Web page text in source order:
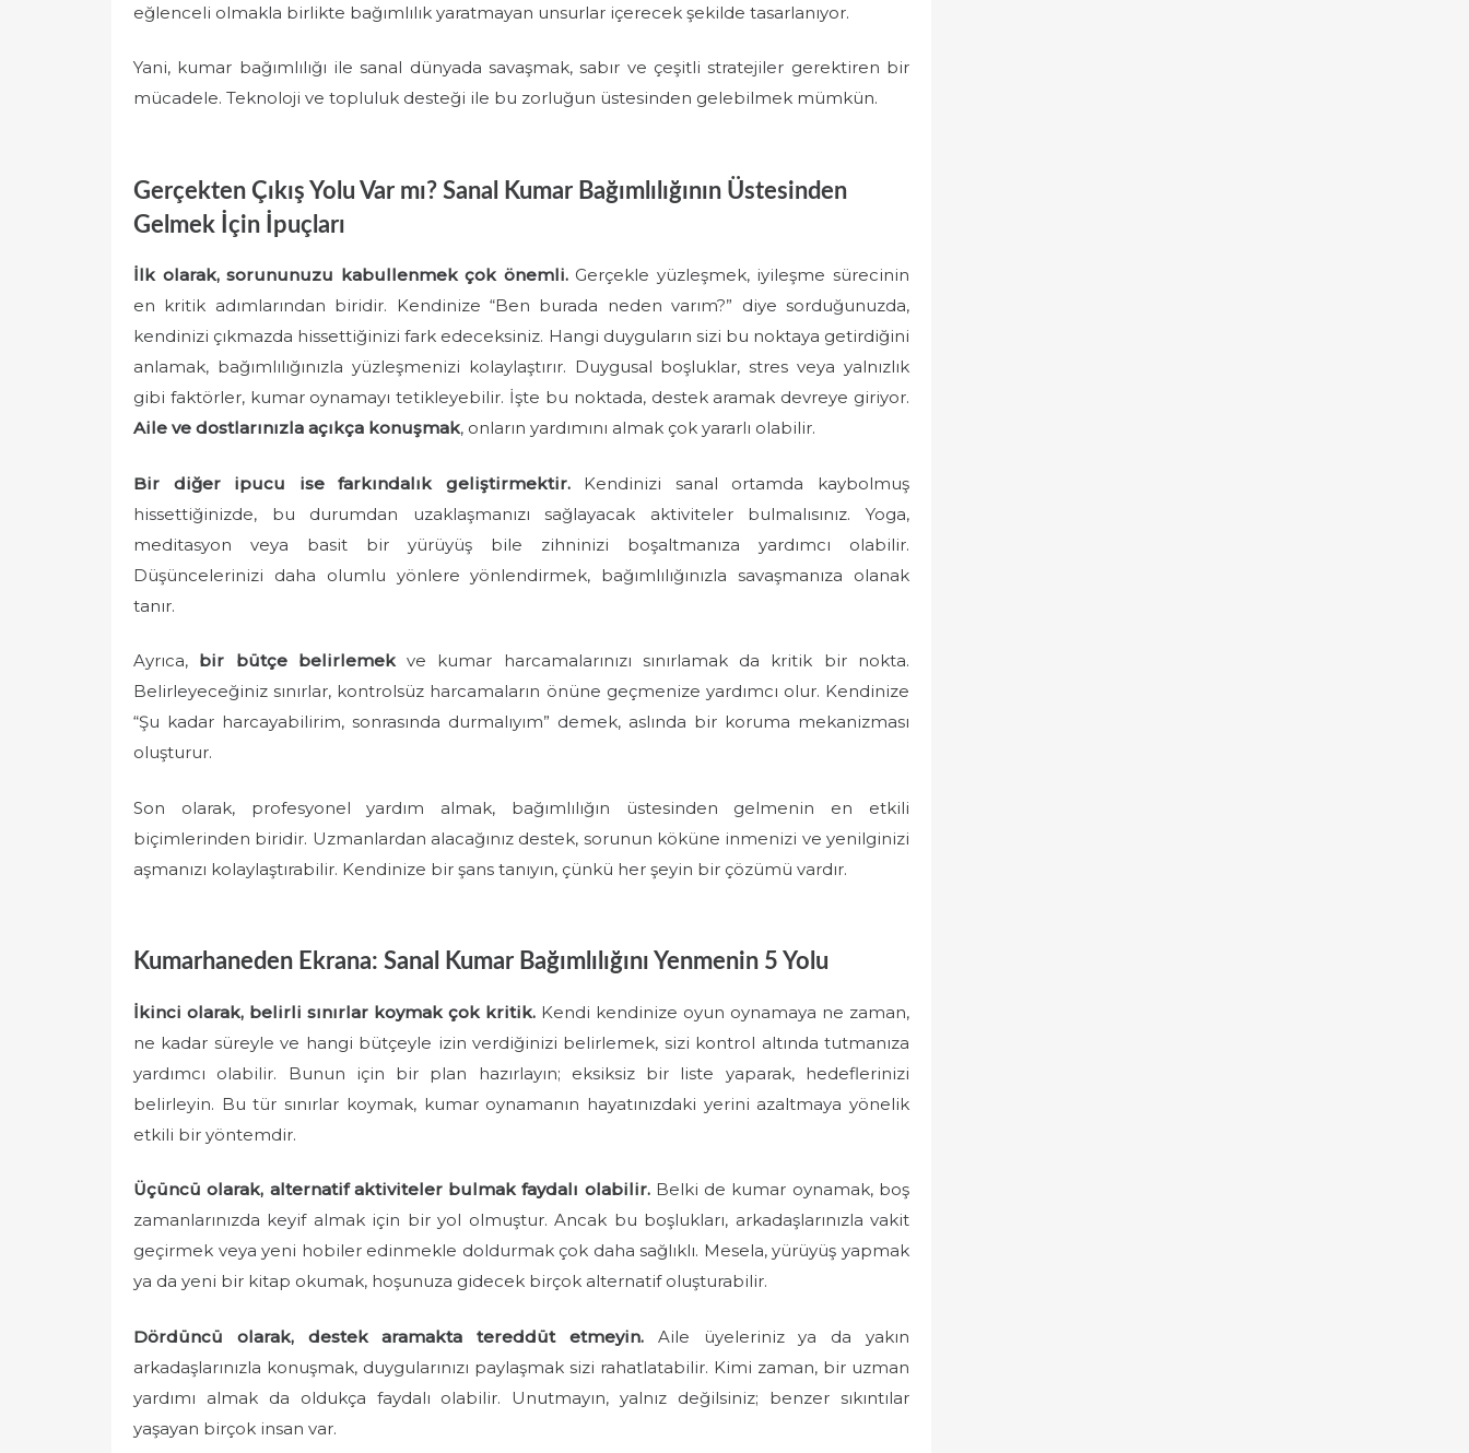
eğlenceli olmakla birlikte bağımlılık yaratmayan unsurlar içerecek şekilde tasarlanıyor.
Yani, kumar bağımlılığı ile sanal dünyada savaşmak, sabır ve çeşitli stratejiler gerektiren bir
mücadele. Teknoloji ve topluluk desteği ile bu zorluğun üstesinden gelebilmek mümkün.
Gerçekten Çıkış Yolu Var mı? Sanal Kumar Bağımlılığının Üstesinden
Gelmek İçin İpuçları
İlk olarak, sorununuzu kabullenmek çok önemli.Gerçekle yüzleşmek, iyileşme sürecinin
en kritik adımlarından biridir. Kendinize “Ben burada neden varım?” diye sorduğunuzda,
kendinizi çıkmazda hissettiğinizi fark edeceksiniz. Hangi duyguların sizi bu noktaya getirdiğini
anlamak, bağımlılığınızla yüzleşmenizi kolaylaştırır. Duygusal boşluklar, stres veya yalnızlık
gibi faktörler, kumar oynamayı tetikleyebilir. İşte bu noktada, destek aramak devreye giriyor.
Aile ve dostlarınızla açıkça konuşmak, onların yardımını almak çok yararlı olabilir.
Bir diğer ipucu ise farkındalık geliştirmektir.Kendinizi sanal ortamda kaybolmuş
hissettiğinizde, bu durumdan uzaklaşmanızı sağlayacak aktiviteler bulmalısınız. Yoga,
meditasyon veya basit bir yürüyüş bile zihninizi boşaltmanıza yardımcı olabilir.
Düşüncelerinizi daha olumlu yönlere yönlendirmek, bağımlılığınızla savaşmanıza olanak
tanır.
Ayrıca, bir bütçe belirlemekve kumar harcamalarınızı sınırlamak da kritik bir nokta.
Belirleyeceğiniz sınırlar, kontrolsüz harcamaların önüne geçmenize yardımcı olur. Kendinize
“Şu kadar harcayabilirim, sonrasında durmalıyım” demek, aslında bir koruma mekanizması
oluşturur.
Son olarak, profesyonel yardım almak, bağımlılığın üstesinden gelmenin en etkili
biçimlerinden biridir. Uzmanlardan alacağınız destek, sorunun köküne inmenizi ve yenilginizi
aşmanızı kolaylaştırabilir. Kendinize bir şans tanıyın, çünkü her şeyin bir çözümü vardır.
Kumarhaneden Ekrana: Sanal Kumar Bağımlılığını Yenmenin 5 Yolu
İkinci olarak, belirli sınırlar koymak çok kritik. Kendi kendinize oyun oynamaya ne zaman,
ne kadar süreyle ve hangi bütçeyle izin verdiğinizi belirlemek, sizi kontrol altında tutmanıza
yardımcı olabilir. Bunun için bir plan hazırlayın; eksiksiz bir liste yaparak, hedeflerinizi
belirleyin. Bu tür sınırlar koymak, kumar oynamanın hayatınızdaki yerini azaltmaya yönelik
etkili bir yöntemdir.
Üçüncü olarak, alternatif aktiviteler bulmak faydalı olabilir.Belki de kumar oynamak, boş
zamanlarınızda keyif almak için bir yol olmuştur. Ancak bu boşlukları, arkadaşlarınızla vakit
geçirmek veya yeni hobiler edinmekle doldurmak çok daha sağlıklı. Mesela, yürüyüş yapmak
ya da yeni bir kitap okumak, hoşunuza gidecek birçok alternatif oluşturabilir.
Dördüncü olarak, destek aramakta tereddüt etmeyin. Aile üyeleriniz ya da yakın
arkadaşlarınızla konuşmak, duygularınızı paylaşmak sizi rahatlatabilir. Kimi zaman, bir uzman
yardımı almak da oldukça faydalı olabilir. Unutmayın, yalnız değilsiniz; benzer sıkıntılar
yaşayan birçok insan var.